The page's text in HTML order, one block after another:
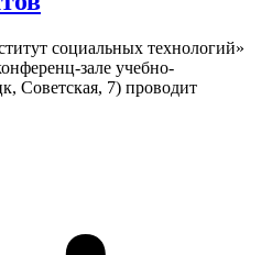
социальных технологий»
зале учебно-
Советская, 7) проводит